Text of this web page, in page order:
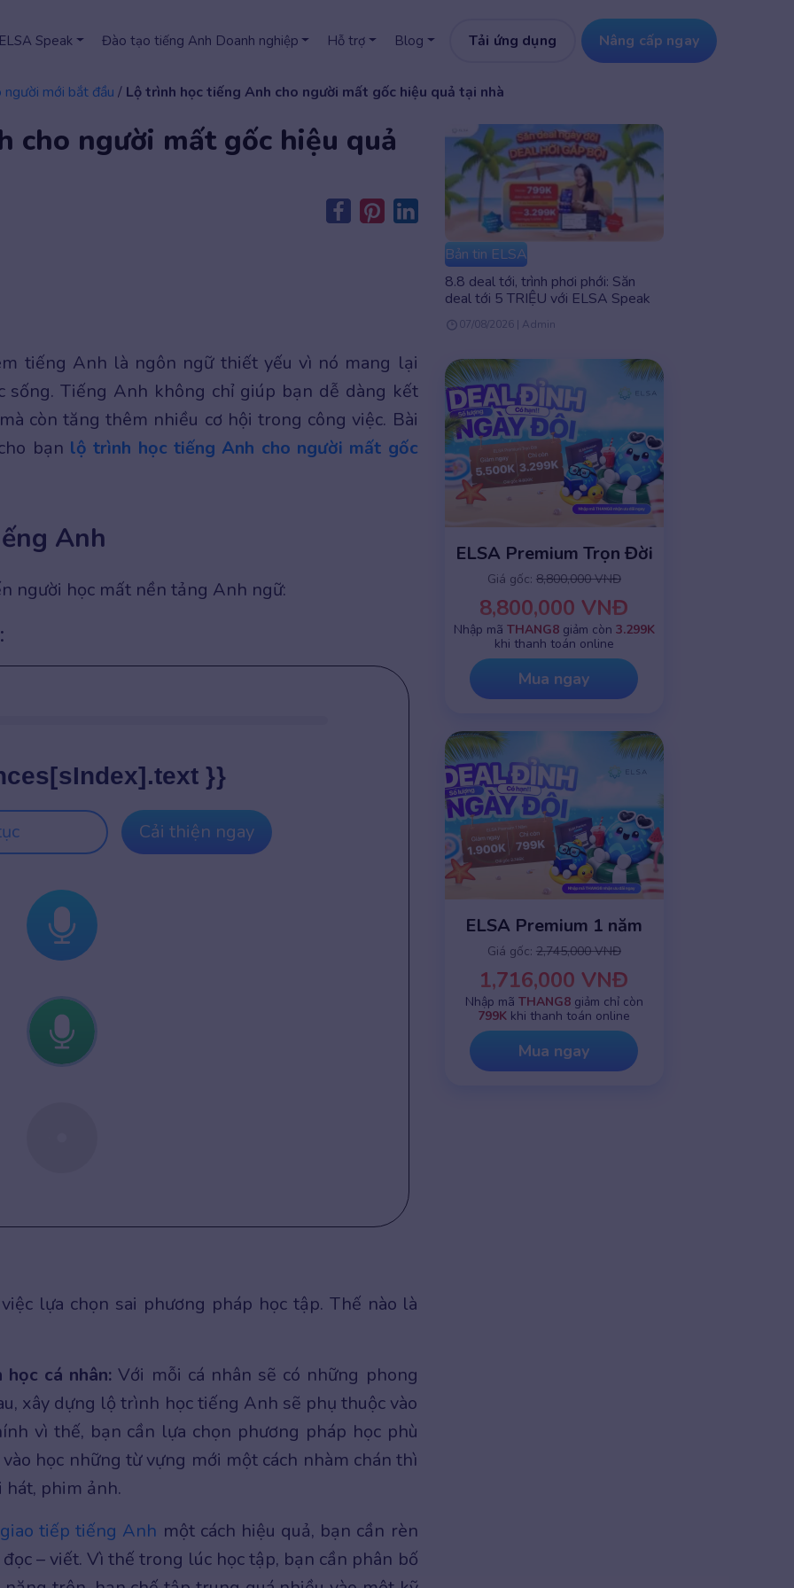
Speak Đào tạo tiếng Anh Doanh nghiệp Hỗ trợ Blog Tải ứng dụng Nâng cấp ngay
người mới bắt đầu / Lộ trình học tiếng Anh cho người mất gốc hiệu quả tại nhà
cho người mất gốc hiệu quả
tiếng Anh là ngôn ngữ thiết yếu vì nó mang lại
sống. Tiếng Anh không chỉ giúp bạn dễ dàng kết
còn tăng thêm nhiều cơ hội trong công việc. Bài
bạn lộ trình học tiếng Anh cho người mất gốc
Anh
người học mất nền tảng Anh ngữ:
}}
Cải thiện ngay
lựa chọn sai phương pháp học tập. Thế nào là
cá nhân: Với mỗi cá nhân sẽ có những phong
xây dựng lộ trình học tiếng Anh sẽ phụ thuộc vào
vì thế, bạn cần lựa chọn phương pháp học phù
học những từ vựng mới một cách nhàm chán thì
hát, phim ảnh.
giao tiếp tiếng Anh một cách hiệu quả, bạn cần rèn
– viết. Vì thế trong lúc học tập, bạn cần phân bố
Bản tin ELSA
8.8 deal tới, trình phơi phới: Săn
deal tới 5 TRIỆU với ELSA Speak
07/08/2026 | Admin
ELSA Premium Trọn Đời
Giá gốc: 8,800,000 VNĐ
8,800,000 VNĐ
Nhập mã THANG8giảm còn 3.299K
khi thanh toán online
Mua ngay
ELSA Premium 1 năm
Giá gốc: 2,745,000 VNĐ
1,716,000 VNĐ
Nhập mã THANG8giảm chỉ còn
799K khi thanh toán online
Mua ngay